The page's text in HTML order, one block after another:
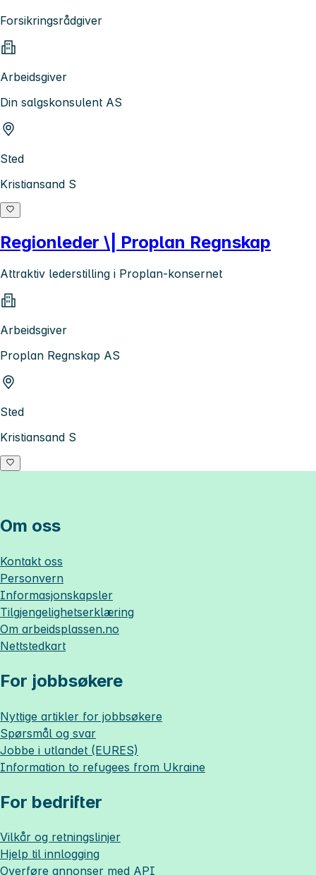
Forsikringsrådgiver
Arbeidsgiver
Din salgskonsulent AS
Sted
Kristiansand S
Regionleder \| Proplan Regnskap
Attraktiv lederstilling i Proplan-konsernet
Arbeidsgiver
Proplan Regnskap AS
Sted
Kristiansand S
Om oss
Kontakt oss
Personvern
Informasjonskapsler
Tilgjengelighetserklæring
Om arbeidsplassen.no
Nettstedkart
For jobbsøkere
Nyttige artikler for jobbsøkere
Spørsmål og svar
Jobbe i utlandet (EURES)
Information to refugees from Ukraine
For bedrifter
Vilkår og retningslinjer
Hjelp til innlogging
Overføre annonser med API